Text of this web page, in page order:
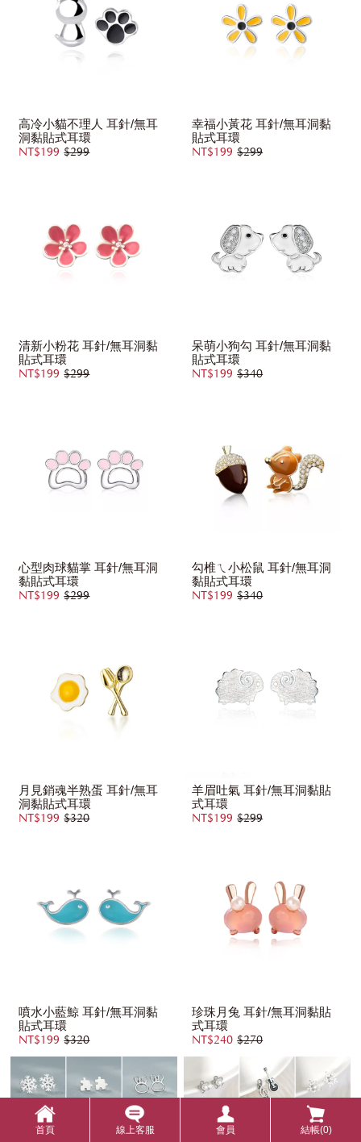
高冷小貓不理人 耳針/無耳
洞黏貼式耳環
NT$199 $299
幸福小黃花 耳針/無耳洞黏
貼式耳環
NT$199 $299
清新小粉花 耳針/無耳洞黏
貼式耳環
NT$199 $299
呆萌小狗勾 耳針/無耳洞黏
貼式耳環
NT$199 $340
心型肉球貓掌 耳針/無耳洞
黏貼式耳環
NT$199 $299
勾椎ㄟ小松鼠 耳針/無耳洞
黏貼式耳環
NT$199 $340
月見銷魂半熟蛋 耳針/無耳
洞黏貼式耳環
NT$199 $320
羊眉吐氣 耳針/無耳洞黏貼
式耳環
NT$199 $299
噴水小藍鯨 耳針/無耳洞黏
貼式耳環
NT$199 $320
珍珠月兔 耳針/無耳洞黏貼
式耳環
NT$240 $270
首頁 線上客服 會員 結帳(0)